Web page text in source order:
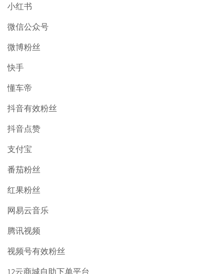
小红书
微信公众号
微博粉丝
快手
懂车帝
抖音有效粉丝
抖音点赞
支付宝
番茄粉丝
红果粉丝
网易云音乐
腾讯视频
视频号有效粉丝
12云商城自助下单平台